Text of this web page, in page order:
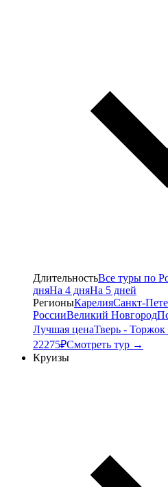
ДлительностьВсе туры по
дняНа 4 дняНа 5 дней
РегионыКарелияСанкт-
РоссииВеликий Новгород
Лучшая ценаТверь - Торжок
22275₽Смотреть тур →
Круизы